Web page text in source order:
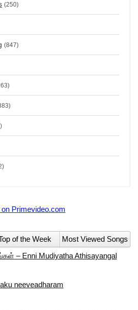
(250)
(847)
Primevideo.com
of the Week
Most Viewed Songs
– Enni Mudiyatha Athisayangal
neeveadharam